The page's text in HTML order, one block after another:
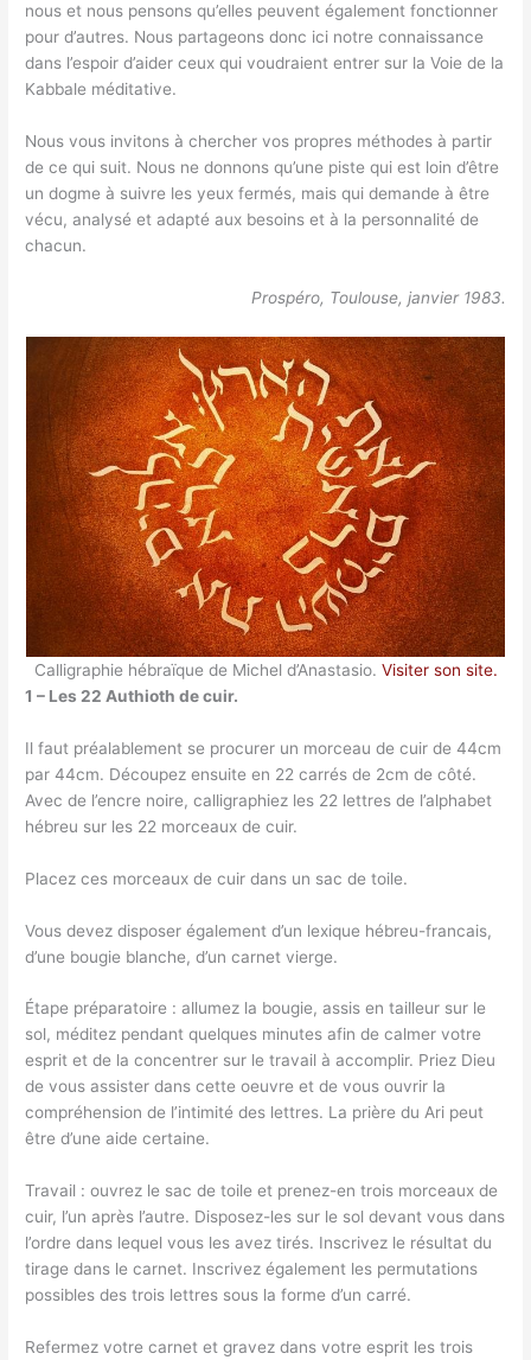
nous et nous pensons qu’elles peuvent également fonctionner
pour d’autres. Nous partageons donc ici notre connaissance
dans l’espoir d’aider ceux qui voudraient entrer sur la Voie de la
Kabbale méditative.
Nous vous invitons à chercher vos propres méthodes à partir
de ce qui suit. Nous ne donnons qu’une piste qui est loin d’être
un dogme à suivre les yeux fermés, mais qui demande à être
vécu, analysé et adapté aux besoins et à la personnalité de
chacun.
Prospéro, Toulouse, janvier 1983.
Calligraphie hébraïque de Michel d’Anastasio. Visiter son site.
1 – Les 22 Authioth de cuir.
Il faut préalablement se procurer un morceau de cuir de 44cm
par 44cm. Découpez ensuite en 22 carrés de 2cm de côté.
Avec de l’encre noire, calligraphiez les 22 lettres de l’alphabet
hébreu sur les 22 morceaux de cuir.
Placez ces morceaux de cuir dans un sac de toile.
Vous devez disposer également d’un lexique hébreu-francais,
d’une bougie blanche, d’un carnet vierge.
Étape préparatoire : allumez la bougie, assis en tailleur sur le
sol, méditez pendant quelques minutes afin de calmer votre
esprit et de la concentrer sur le travail à accomplir. Priez Dieu
de vous assister dans cette oeuvre et de vous ouvrir la
compréhension de l’intimité des lettres. La prière du Ari peut
être d’une aide certaine.
Travail : ouvrez le sac de toile et prenez-en trois morceaux de
cuir, l’un après l’autre. Disposez-les sur le sol devant vous dans
l’ordre dans lequel vous les avez tirés. Inscrivez le résultat du
tirage dans le carnet. Inscrivez également les permutations
possibles des trois lettres sous la forme d’un carré.
Refermez votre carnet et gravez dans votre esprit les trois